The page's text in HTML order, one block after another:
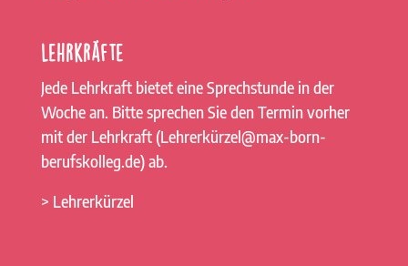
Lehrkräfte
Jede Lehrkraft bietet eine Sprechstunde in der
Woche an. Bitte sprechen Sie den Termin vorher
mit der Lehrkraft (Lehrerkürzel@max-born-
berufskolleg.de) ab.
> Lehrerkürzel